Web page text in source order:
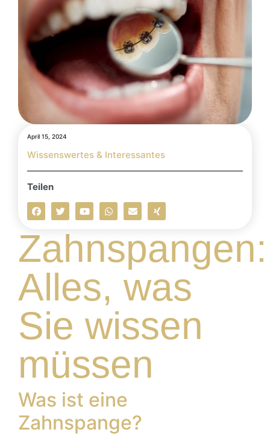
Zahnspangen:
Alles, was
Sie wissen
müssen
Was ist eine
Zahnspange?
April 15, 2024
Wissenswertes & Interessantes
Teilen